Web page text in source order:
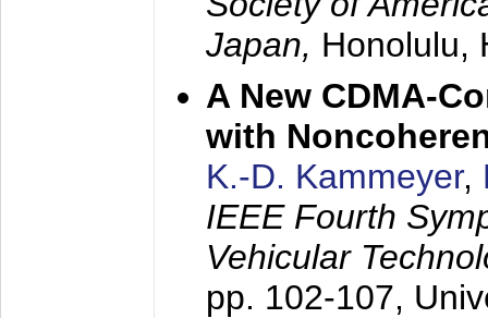
Japan, Honolulu,
A New CDMA-
with
K.-D. Kammeyer,
IEEE Fourth
Vehicular
pp. 102-107,